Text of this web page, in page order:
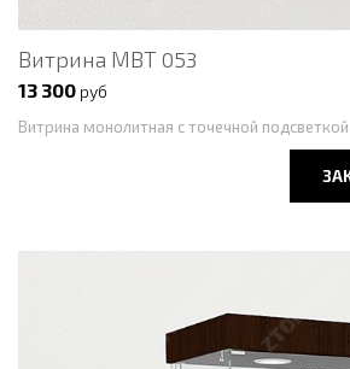
Витрина МВТ 053
13 300 руб
Витрина монолитная с точечной